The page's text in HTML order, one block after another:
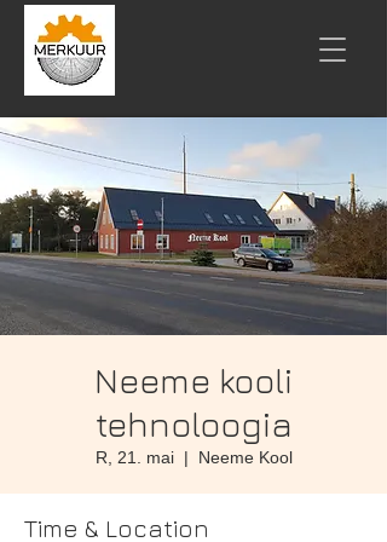
Neeme kooli
tehnoloogia
R, 21. mai
  |
Neeme Kool
Time & Location